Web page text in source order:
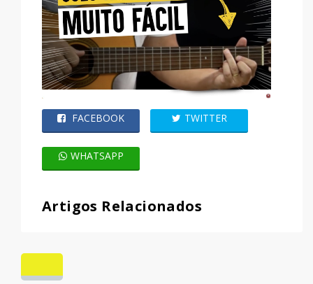
FACEBOOK TWITTER
WHATSAPP
Artigos Relacionados